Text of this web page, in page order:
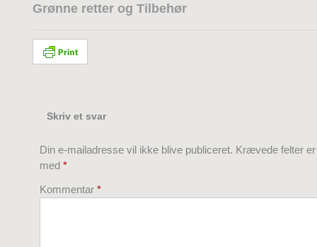
Grønne retter og Tilbehør
Skriv et svar
Din e-mailadresse vil ikke blive publiceret. Krævede felter
med *
Kommentar *